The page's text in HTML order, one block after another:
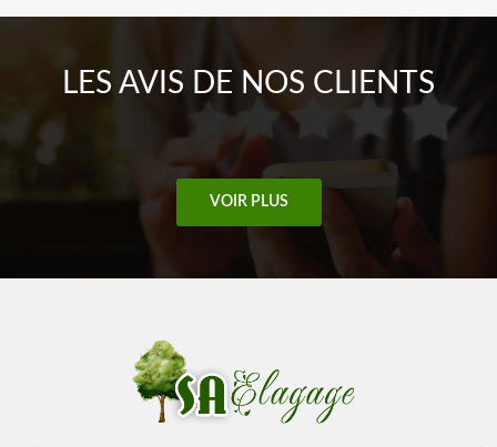
LES AVIS DE NOS CLIENTS
VOIR PLUS